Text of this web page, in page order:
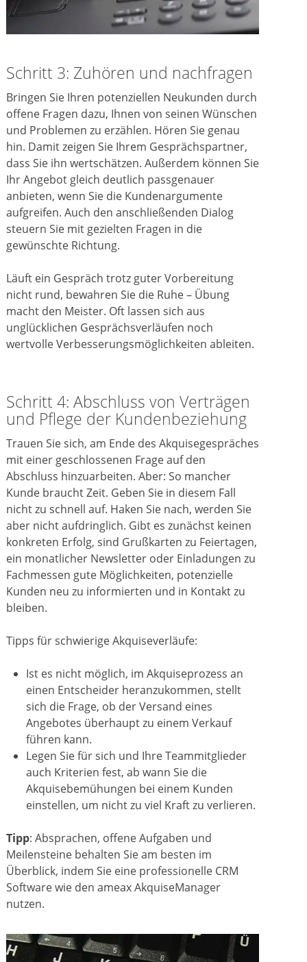
Schritt 3: Zuhören und nachfragen
Bringen Sie Ihren potenziellen Neukunden durch
offene Fragen dazu, Ihnen von seinen Wünschen
und Problemen zu erzählen. Hören Sie genau
hin. Damit zeigen Sie Ihrem Gesprächspartner,
dass Sie ihn wertschätzen. Außerdem können Sie
Ihr Angebot gleich deutlich passgenauer
anbieten, wenn Sie die Kundenargumente
aufgreifen. Auch den anschließenden Dialog
steuern Sie mit gezielten Fragen in die
gewünschte Richtung.
Läuft ein Gespräch trotz guter Vorbereitung
nicht rund, bewahren Sie die Ruhe – Übung
macht den Meister. Oft lassen sich aus
unglücklichen Gesprächsverläufen noch
wertvolle Verbesserungsmöglichkeiten ableiten.
Schritt 4: Abschluss von Verträgen
und Pflege der Kundenbeziehung
Trauen Sie sich, am Ende des Akquisegespräches
mit einer geschlossenen Frage auf den
Abschluss hinzuarbeiten. Aber: So mancher
Kunde braucht Zeit. Geben Sie in diesem Fall
nicht zu schnell auf. Haken Sie nach, werden Sie
aber nicht aufdringlich. Gibt es zunächst keinen
konkreten Erfolg, sind Grußkarten zu Feiertagen,
ein monatlicher Newsletter oder Einladungen zu
Fachmessen gute Möglichkeiten, potenzielle
Kunden neu zu informierten und in Kontakt zu
bleiben.
Tipps für schwierige Akquiseverläufe:
Ist es nicht möglich, im Akquiseprozess an
einen Entscheider heranzukommen, stellt
sich die Frage, ob der Versand eines
Angebotes überhaupt zu einem Verkauf
führen kann.
Legen Sie für sich und Ihre Teammitglieder
auch Kriterien fest, ab wann Sie die
Akquisebemühungen bei einem Kunden
einstellen, um nicht zu viel Kraft zu verlieren.
Tipp: Absprachen, offene Aufgaben und
Meilensteine behalten Sie am besten im
Überblick, indem Sie eine professionelle CRM
Software wie den ameax AkquiseManager
nutzen.